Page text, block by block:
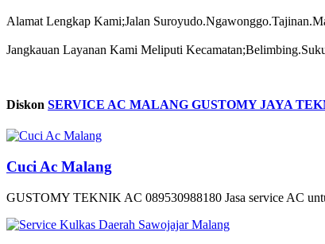
Alamat Lengkap Kami;Jalan
Jangkauan Layanan Kami Meliputi
Diskon SERVICE AC MALANG GUSTOMY JAYA
Cuci Ac Malang
GUSTOMY TEKNIK AC 089530988180 Jasa service AC